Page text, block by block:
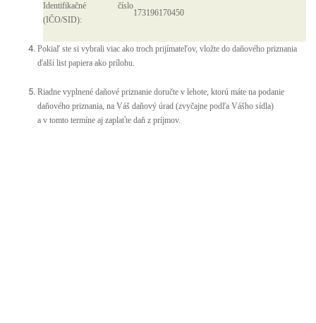
Identifikačné číslo
(IČO/SID):
173196170450
Pokiaľ ste si vybrali viac ako troch prijímateľov, vložte do daňového priznania
ďalší list papiera ako prílohu.
Riadne vyplnené daňové priznanie doručte v lehote, ktorú máte na podanie
daňového priznania, na Váš daňový úrad (zvyčajne podľa Vášho sídla)
a v tomto termíne aj zaplaťte daň z príjmov.